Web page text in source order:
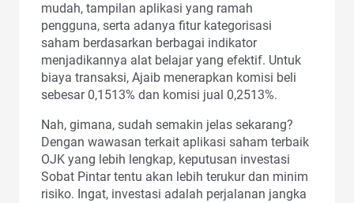
mudah, tampilan aplikasi yang ramah
pengguna, serta adanya fitur kategorisasi
saham berdasarkan berbagai indikator
menjadikannya alat belajar yang efektif. Untuk
biaya transaksi, Ajaib menerapkan komisi beli
sebesar 0,1513% dan komisi jual 0,2513%.
Nah, gimana, sudah semakin jelas sekarang?
Dengan wawasan terkait aplikasi saham terbaik
OJK yang lebih lengkap, keputusan investasi
Sobat Pintar tentu akan lebih terukur dan minim
risiko. Ingat, investasi adalah perjalanan jangka